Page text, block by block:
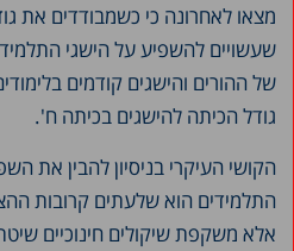
מצאו לאחרונה כי כשמבודדים את
שעשויים להשפיע על הישגי
של ההורים והישגים קודמים
גודל הכיתה להישגים בכיתה ח'.
הקושי העיקרי בניסיון להבין את
התלמידים הוא שלעתים קרובות
אלא משקפת שיקולים חינוכיים